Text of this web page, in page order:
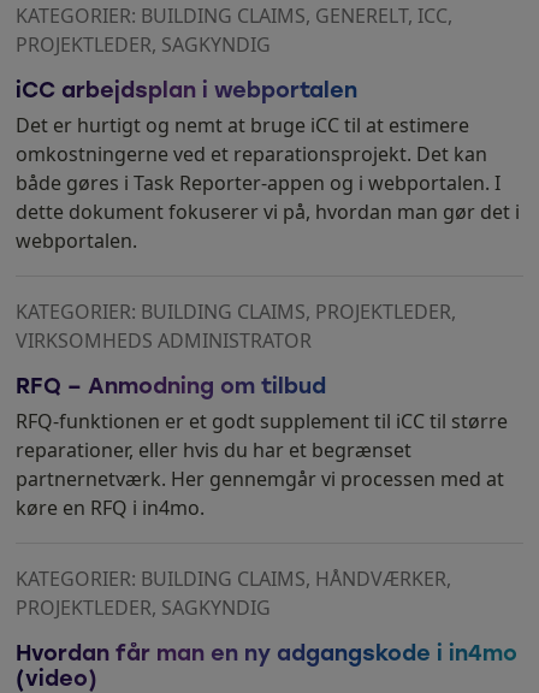
KATEGORIER: BUILDING CLAIMS, GENERELT, ICC,
PROJEKTLEDER, SAGKYNDIG
iCC arbejdsplan i webportalen
Det er hurtigt og nemt at bruge iCC til at estimere
omkostningerne ved et reparationsprojekt. Det kan
både gøres i Task Reporter-appen og i webportalen. I
dette dokument fokuserer vi på, hvordan man gør det i
webportalen.
KATEGORIER: BUILDING CLAIMS, PROJEKTLEDER,
VIRKSOMHEDS ADMINISTRATOR
RFQ – Anmodning om tilbud
RFQ-funktionen er et godt supplement til iCC til større
reparationer, eller hvis du har et begrænset
partnernetværk. Her gennemgår vi processen med at
køre en RFQ i in4mo.
KATEGORIER: BUILDING CLAIMS, HÅNDVÆRKER,
PROJEKTLEDER, SAGKYNDIG
Hvordan får man en ny adgangskode i in4mo
(video)